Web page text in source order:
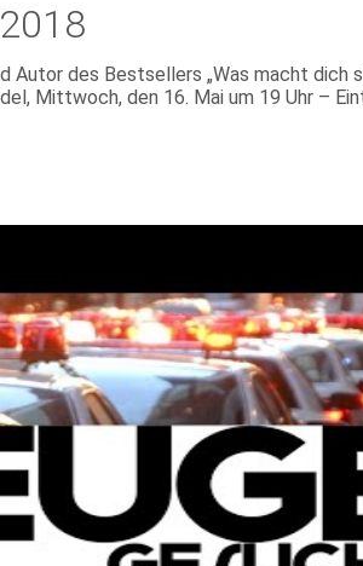
des Bestsellers „Was macht dich
Mittwoch, den 16. Mai um 19 Uhr –